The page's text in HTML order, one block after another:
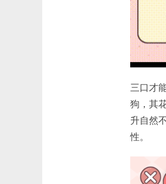
三口才
狗，其
升自然
性。